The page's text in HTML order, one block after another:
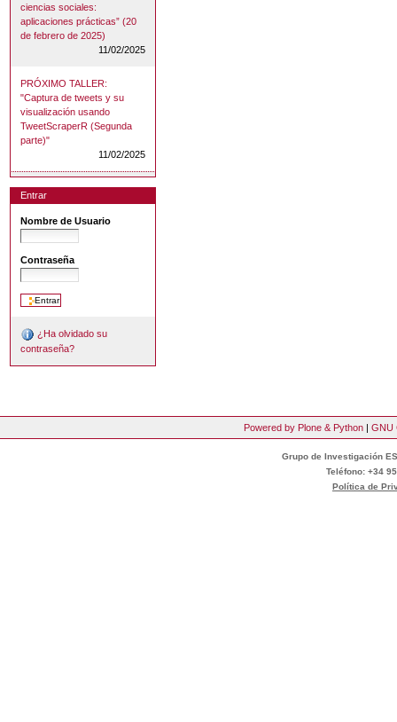
ciencias sociales:
aplicaciones prácticas” (20
de febrero de 2025)
11/02/2025
PRÓXIMO TALLER:
"Captura de tweets y su
visualización usando
TweetScraperR (Segunda
parte)"
11/02/2025
Entrar
Nombre de Usuario
Contraseña
¿Ha olvidado su
contraseña?
Powered by Plone & Python | GNU
Grupo de Investigación
Teléfono: +34
Política de